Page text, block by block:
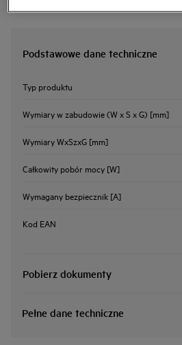
Podstawowe dane techniczne
Typ produktu
Wymiary w zabudowie (W x S x G) [mm]
Wymiary WxSzxG [mm]
Całkowity pobór mocy [W]
Wymagany bezpiecznik [A]
Kod EAN
Pobierz dokumenty
Pełne dane techniczne